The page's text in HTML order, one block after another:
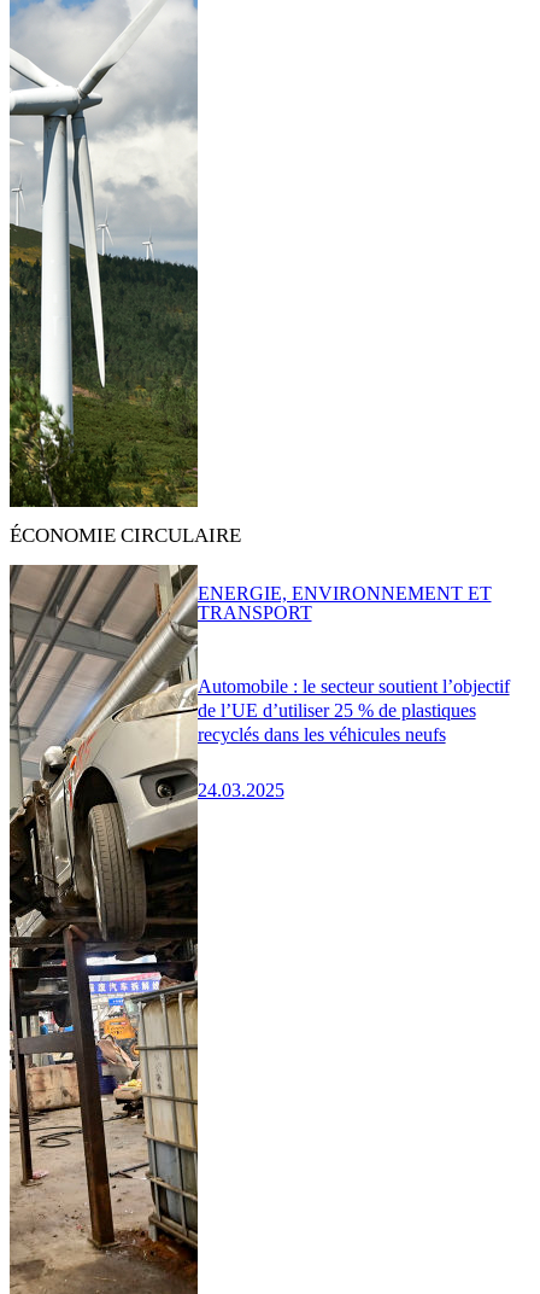
ÉCONOMIE CIRCULAIRE
Automobile : le secteur soutient l’objectif
de l’UE d’utiliser 25 % de plastiques
recyclés dans les véhicules neufs
24.03.2025
ENERGIE, ENVIRONNEMENT ET
TRANSPORT